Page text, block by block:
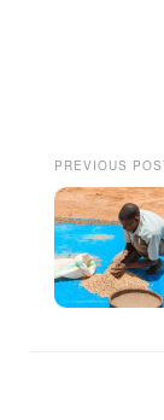
PREVIOUS